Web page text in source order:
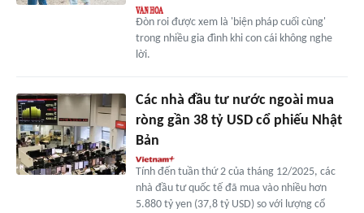
Đòn roi được xem là 'biện pháp cuối cùng'
trong nhiều gia đình khi con cái không nghe
lời.
Các nhà đầu tư nước ngoài mua
ròng gần 38 tỷ USD cổ phiếu Nhật
Bản
Tính đến tuần thứ 2 của tháng 12/2025, các
nhà đầu tư quốc tế đã mua vào nhiều hơn
5.880 tỷ yen (37,8 tỷ USD) so với lượng cổ